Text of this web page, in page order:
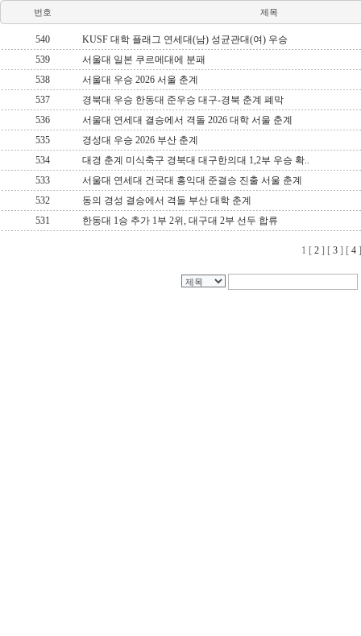
번호 제목
540
KUSF 대학 플래그 연세대(남) 성균관대(여) 우승
539
서울대 일본 쿠르메대에 분패
538
서울대 우승 2026 서울 춘계
537
경북대 우승 한동대 준우승 대구-경북 춘계 폐막
536
서울대 연세대 결승에서 격돌 2026 대학 서울 춘계
535
경성대 우승 2026 부산 춘계
534
대경 춘계 미식축구 경북대 대구한의대 1,2부 우승 확..
533
서울대 연세대 건국대 홍익대 준결승 진출 서울 춘계
532
동의 경성 결승에서 격돌 부산 대학 춘계
531
한동대 1승 추가 1부 2위, 대구대 2부 선두 합류
1 [ 2] [ 3] [ 4